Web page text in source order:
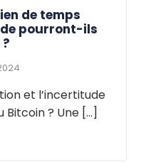
de temps
pourront-ils
et l’incertitude
? Une [...]